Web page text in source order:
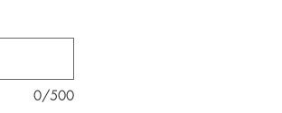
0/500